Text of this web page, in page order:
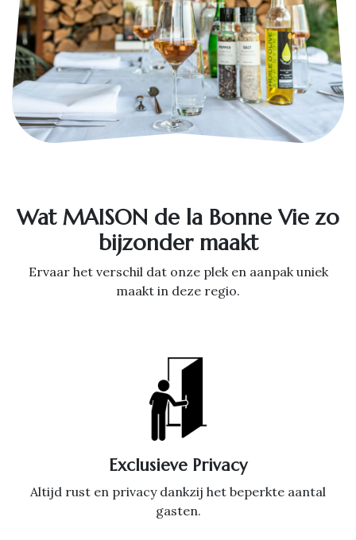
Wat MAISON de la Bonne Vie zo
bijzonder maakt
Ervaar het verschil dat onze plek en aanpak uniek
maakt in deze regio.
Exclusieve Privacy
Altijd rust en privacy dankzij het beperkte aantal
gasten.